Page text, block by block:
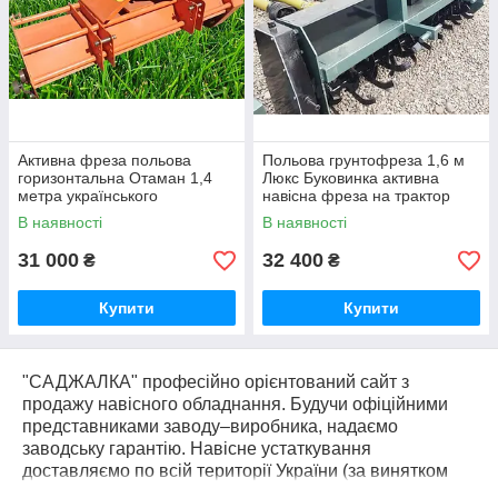
Активна фреза польова
горизонтальна Отаман 1,4
метра українського
виробництва навісна до
мінітрактора
В наявності
31 000 ₴
Купити
Польова грунтофреза 1,6 м
Люкс Буковинка активна
навісна фреза на трактор
(боковий редуктор, 44 ножа)
В наявності
32 400 ₴
Купити
"САДЖАЛКА" професійно орієнтований сайт з
продажу навісного обладнання. Будучи офіційними
представниками заводу–виробника, надаємо
заводську гарантію. Навісне устаткування
доставляємо по всій території України (за винятком